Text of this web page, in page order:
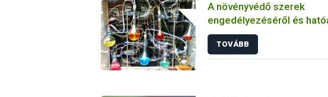
A növényvédő szerek
engedélyezéséről és
vizsgálatáról
TOVÁBB